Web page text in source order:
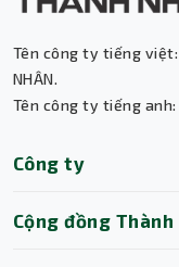
Tên công ty tiếng việt:
NHÂN.
Tên công ty tiếng anh:
Công ty
Cộng đồng Thành